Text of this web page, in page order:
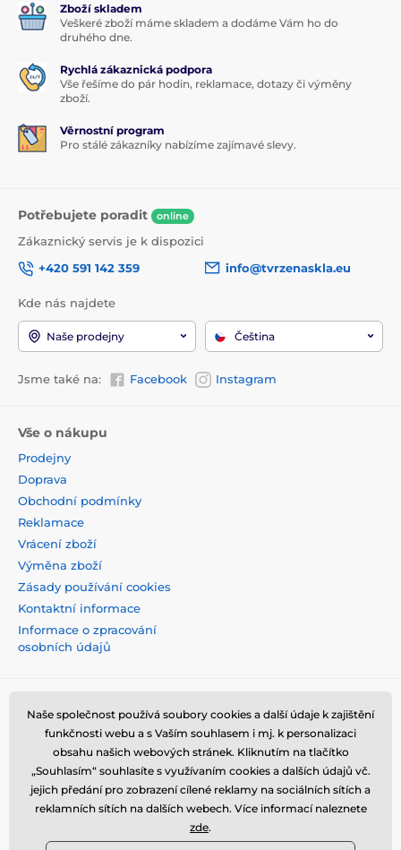
Zboží skladem
Veškeré zboží máme skladem a dodáme Vám ho do
druhého dne.
Rychlá zákaznická podpora
Vše řešíme do pár hodin, reklamace, dotazy či výměny
zboží.
Věrnostní program
Pro stálé zákazníky nabízíme zajímavé slevy.
Potřebujete poradit online
Zákaznický servis je k dispozici
+420 591 142 359
info@tvrzenaskla.eu
Kde nás najdete
Naše prodejny Čeština
Jsme také na: Facebook Instagram
Vše o nákupu
Prodejny
Doprava
Obchodní podmínky
Reklamace
Vrácení zboží
Výměna zboží
Zásady používání cookies
Kontaktní informace
Informace o zpracování
osobních údajů
Naše společnost používá soubory cookies a další údaje k zajištění
funkčnosti webu a s Vaším souhlasem i mj. k personalizaci
obsahu našich webových stránek. Kliknutím na tlačítko
„Souhlasím“ souhlasíte s využívaním cookies a dalších údajů vč.
jejich předání pro zobrazení cílené reklamy na sociálních sítích a
reklamních sítích na dalších webech. Více informací naleznete
zde.